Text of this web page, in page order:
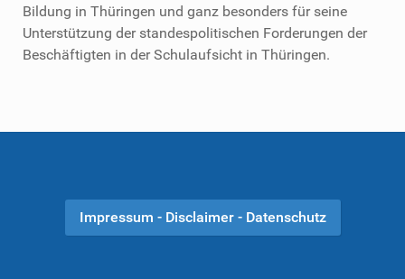
Bildung in Thüringen und ganz besonders für seine
Unterstützung der standespolitischen Forderungen der
Beschäftigten in der Schulaufsicht in Thüringen.
Impressum - Disclaimer - Datenschutz